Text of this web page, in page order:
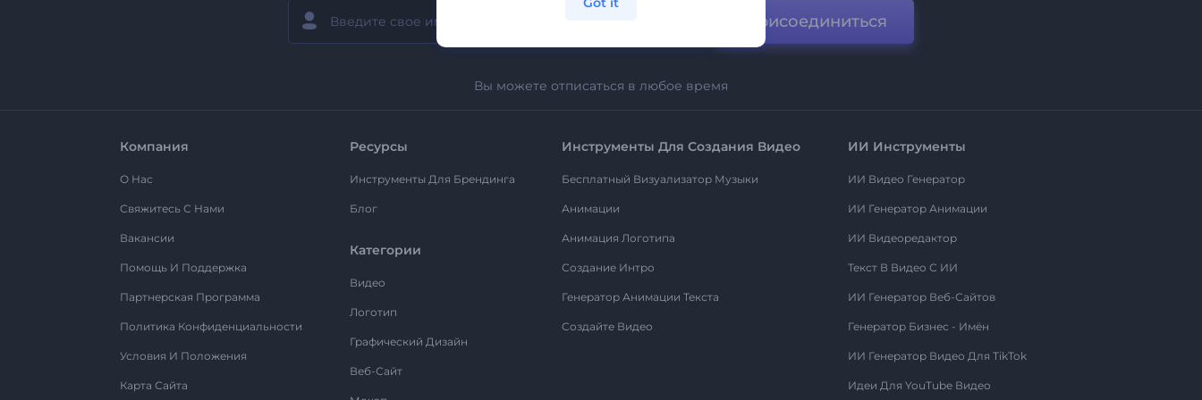
Присоединиться
Вы можете отписаться в любое время
Компания
О Нас
Свяжитесь С Нами
Вакансии
Помощь И Поддержка
Партнерская Программа
Политика Конфиденциальности
Условия И Положения
Карта Сайта
Ресурсы
Инструменты Для Брендинга
Блог
Категории
Видео
Логотип
Графический Дизайн
Веб-Сайт
Инструменты Для Создания Видео
Бесплатный Визуализатор Музыки
Анимации
Анимация Логотипа
Создание Интро
Генератор Анимации Текста
Создайте Видео
ИИ Инструменты
ИИ Видео Генератор
ИИ Генератор Анимации
ИИ Видеоредактор
Текст В Видео С ИИ
ИИ Генератор Веб-Сайтов
Генератор Бизнес - Имён
ИИ Генератор Видео Для TikTok
Идеи Для YouTube Видео